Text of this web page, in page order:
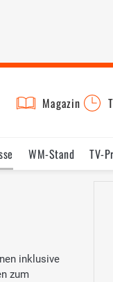
Magazin
WM-Stand TV-
inklusive
zum